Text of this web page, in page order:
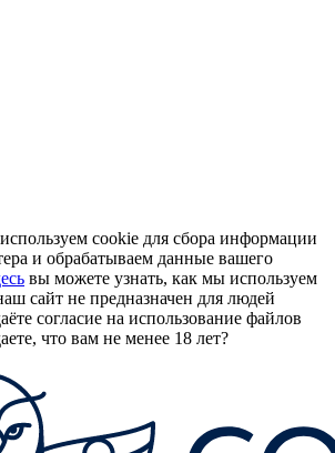
cookie для сбора информации
и обрабатываем данные вашего
вы можете узнать, как мы используем
сайт не предназначен для людей
согласие на использование файлов
что вам не менее 18 лет?